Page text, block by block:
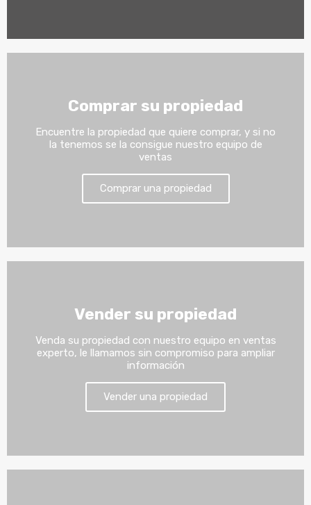
Comprar su propiedad
Encuentre la propiedad que quiere comprar, y si no
la tenemos se la consigue nuestro equipo de
ventas
Comprar una propiedad
Vender su propiedad
Venda su propiedad con nuestro equipo en ventas
experto, le llamamos sin compromiso para ampliar
información
Vender una propiedad